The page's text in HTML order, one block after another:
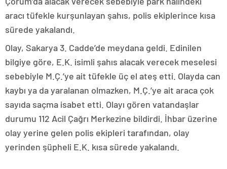
aracı tüfekle kurşunlayan şahıs, polis ekiplerince kısa
sürede yakalandı.
Olay, Sakarya 3. Cadde’de meydana geldi. Edinilen
bilgiye göre, E.K. isimli şahıs alacak verecek meselesi
sebebiyle M.Ç.’ye ait tüfekle üç el ateş etti. Olayda can
kaybı ya da yaralanan olmazken, M.Ç.’ye ait araca çok
sayıda saçma isabet etti. Olayı gören vatandaşlar
durumu 112 Acil Çağrı Merkezine bildirdi. İhbar üzerine
olay yerine gelen polis ekipleri tarafından, olay
yerinden şüpheli E.K. kısa sürede yakalandı.